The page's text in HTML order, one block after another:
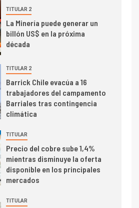
Estudio revela cómo el precio
del cobre y educación superior
I+D
BHP proyecta producción de
cobre cercana a 2 millones de
toneladas tras récord en
Codelco reporta Ebitda de US$
6.670 millones y mejora sus
indicadores financieros
TITULAR 2
La Minería puede generar un
billón US$ en la próxima
década
TITULAR 2
Barrick Chile evacúa a 16
trabajadores del campamento
Barriales tras contingencia
climática
TITULAR
Precio del cobre sube 1,4%
mientras disminuye la oferta
disponible en los principales
mercados
TITULAR